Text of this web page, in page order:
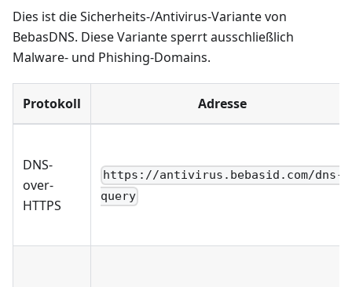
Dies ist die Sicherheits-/Antivirus-Variante von
BebasDNS. Diese Variante sperrt ausschließlich
Malware- und Phishing-Domains.
Protokoll Adresse
DNS-
over-
HTTPS
https://antivirus.bebasid.com/dns-
query